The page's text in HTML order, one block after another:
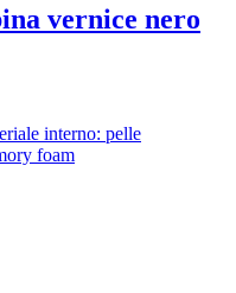
vernice nero
interno: pelle
foam